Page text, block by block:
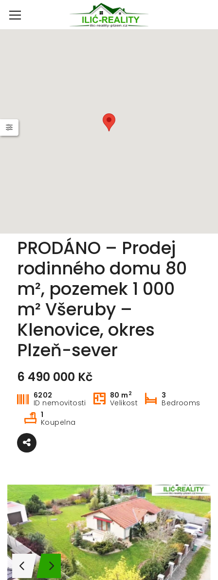
PRODÁNO – Prodej
rodinného domu 80
m², pozemek 1 000
m² Všeruby –
Klenovice, okres
Plzeň-sever
6 490 000 Kč
6202
ID nemovitosti
80 m 2
Velikost
3
Bedrooms
1
Koupelna